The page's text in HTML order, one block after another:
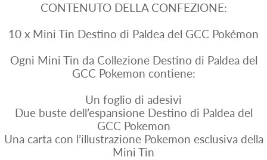
CONTENUTO DELLA CONFEZIONE:
10 x Mini Tin Destino di Paldea del GCC Pokémon
Ogni Mini Tin da Collezione Destino di Paldea del
GCC Pokemon contiene:
Un foglio di adesivi
Due buste dell’espansione Destino di Paldea del
GCC Pokemon
Una carta con l’illustrazione Pokemon esclusiva della
Mini Tin